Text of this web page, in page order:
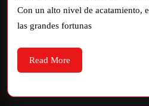
Con un alto nivel de acatamiento,
las grandes fortunas
Read More